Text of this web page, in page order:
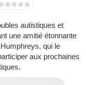
autistiques et
une amitié étonnante
qui le
aux prochaines